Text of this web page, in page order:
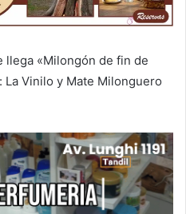
llega «Milongón de fin de
La Vinilo y Mate Milonguero